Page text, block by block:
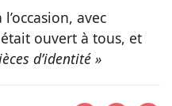
avec
était ouvert à tous, et
d’identité »